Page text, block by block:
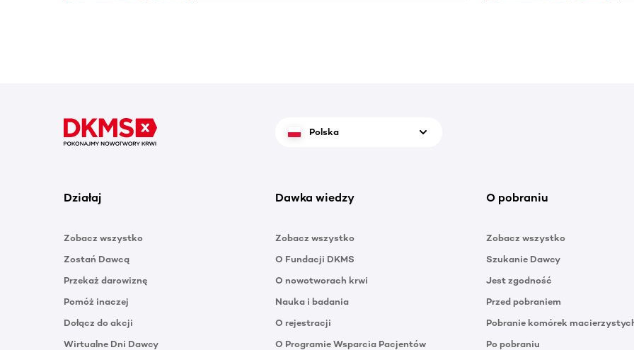
Polska
Działaj
Zobacz wszystko
Zostań Dawcą
Przekaż darowiznę
Pomóż inaczej
Dołącz do akcji
Wirtualne Dni Dawcy
Dawka wiedzy
Zobacz wszystko
O Fundacji DKMS
O nowotworach krwi
Nauka i badania
O rejestracji
O Programie Wsparcia Pacjentów
O pobraniu
Zobacz wszystko
Szukanie Dawcy
Jest zgodność
Przed pobraniem
Pobranie komórek
Po pobraniu